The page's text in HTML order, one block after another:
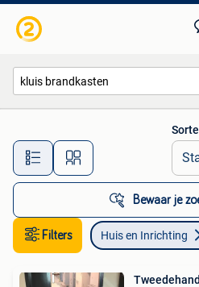
Alle
Bewaar je
Filters Huis en Inrichting